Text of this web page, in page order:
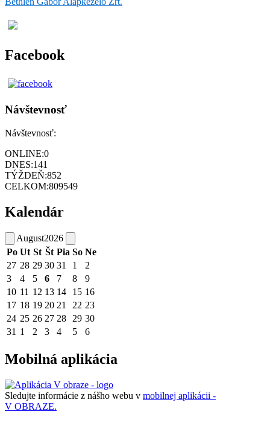
Facebook
Návštevnosť
Návštevnosť:
ONLINE:0
DNES:141
TÝŽDEŇ:852
CELKOM:809549
Kalendár
August2026
Po Ut St Št Pia So Ne
27 28 29 30 31 1
2
3
4 5 6 7 8
9
10 11 12 13 14 15 16
17 18 19 20 21 22 23
24 25 26 27 28 29 30
31 1 2 3 4 5 6
Mobilná aplikácia
Sledujte informácie z nášho webu v mobilnej aplikácii -
V OBRAZE.